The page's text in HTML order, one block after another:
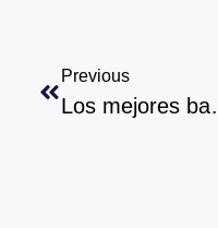
Previous
Los